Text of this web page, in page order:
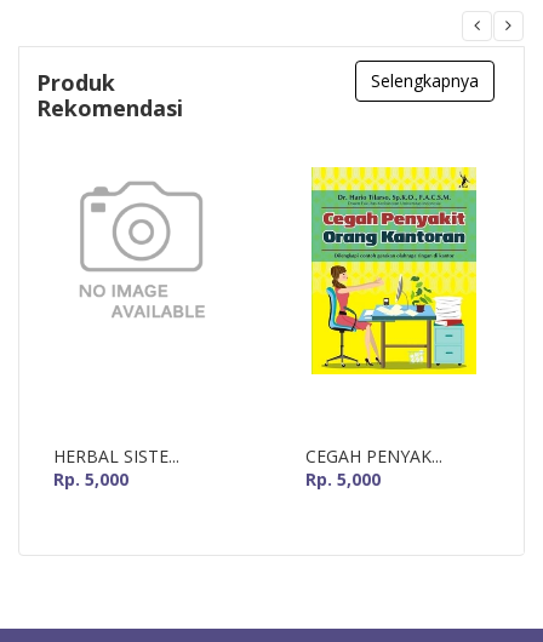
Produk
Rekomendasi
Selengkapnya
HERBAL SISTE...
Rp. 5,000
CEGAH PENYAK...
Rp. 5,000